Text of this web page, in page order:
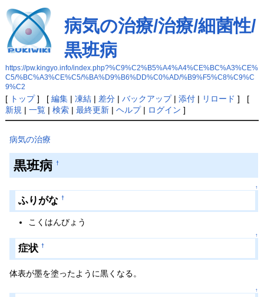
病気の治療/治療/細菌性/
黒班病
https://pw.kingyo.info/index.php?%C9%C2%B5%A4%A4%CE%BC%A3%CE%
C5/%BC%A3%CE%C5/%BA%D9%B6%DD%C0%AD/%B9%F5%C8%C9%C
9%C2
[ トップ] [ 編集| 凍結| 差分| バックアップ| 添付| リロード ] [
新規 | 一覧| 検索| 最終更新| ヘルプ| ログイン ]
病気の治療
黒班病 †
↑
ふりがな†
こくはんびょう
↑
症状†
体表が墨を塗ったように黒くなる。
↑